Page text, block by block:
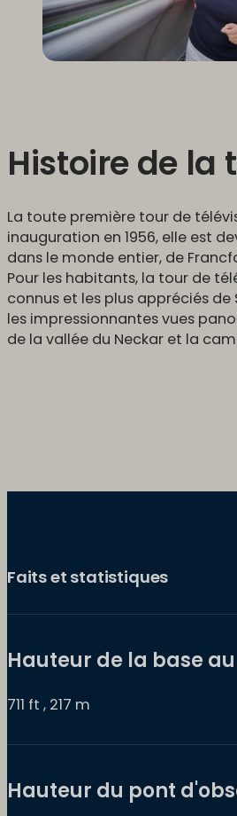
Histoire de la
La toute première tour de
inauguration en 1956, elle est
dans le monde entier, de
Pour les habitants, la tour de
connus et les plus appréciés
les impressionnantes vues
de la vallée du Neckar et la
Faits et statistiques
Hauteur de la base
711 ft , 217 m
Hauteur du pont